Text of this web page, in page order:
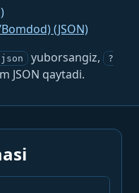
(JSON)
yuborsangiz,
?
JSON qaytadi.